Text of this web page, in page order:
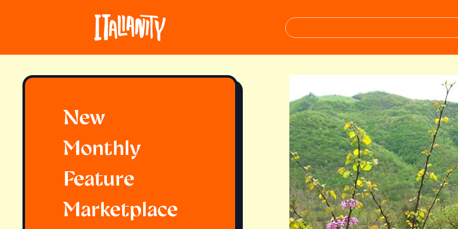
New
Monthly
Feature
Marketplace